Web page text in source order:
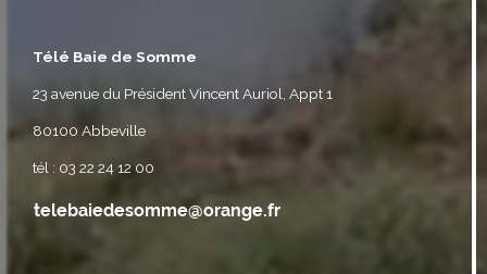
Télé Baie de Somme
23 avenue du Président Vincent Auriol, Appt 1
80100 Abbeville
tél : 03 22 24 12 00